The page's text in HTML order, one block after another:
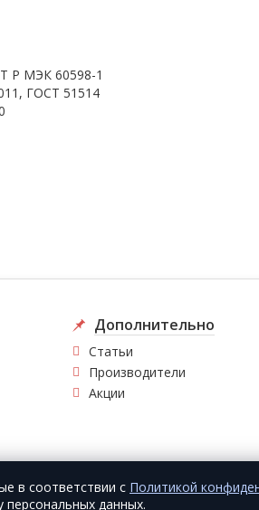
Р МЭК 60598-1
ГОСТ 51514
Дополнительно
Статьи
Производители
Акции
в соответствии с Политикой
данных.